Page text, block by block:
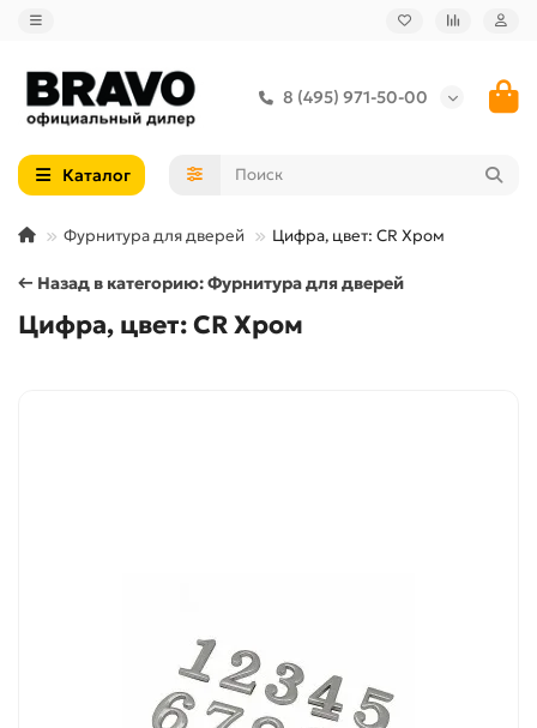
8 (495) 971-50-00
Каталог
Фурнитура для дверей Цифра, цвет: CR Хром
← Назад в категорию: Фурнитура для дверей
Цифра, цвет: CR Хром